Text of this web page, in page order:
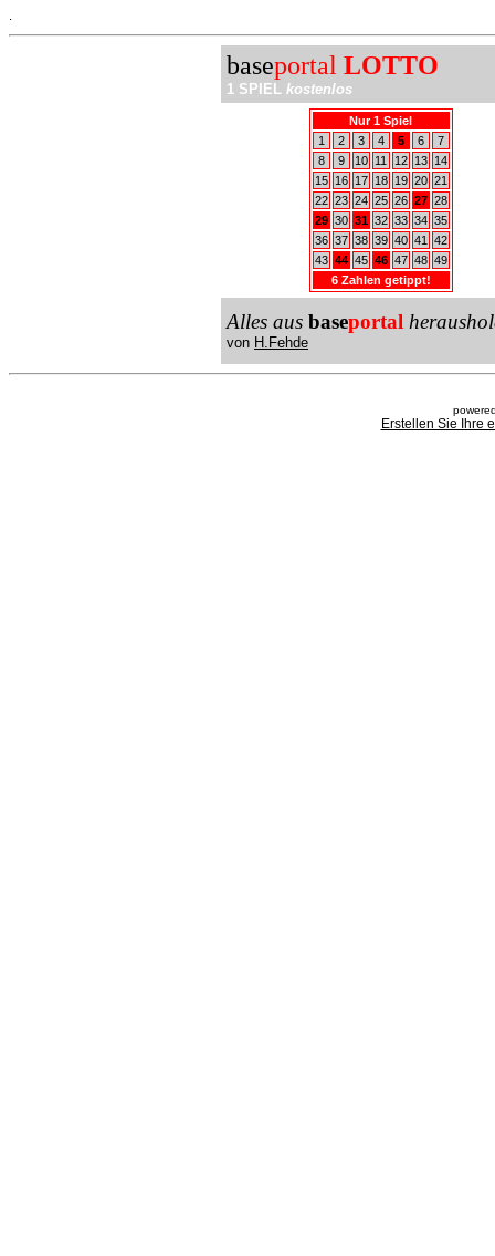
baseportal LOTTO
1 SPIEL kostenlos
Nur 1 Spiel
1
2 3 4 5 6
7
8
9 10 11 12 13
14
15
16 17 18 19 20 21
22 23 24 25 26 27 28
29 30 31 32 33 34 35
36 37 38 39 40 41
42
43 44 45 46 47 48 49
6 Zahlen getippt!
Alles aus baseportal
von H.Fehde
Erstellen Sie Ihre